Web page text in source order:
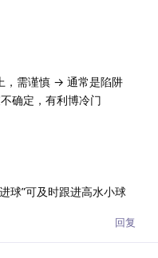
，需谨慎 → 通常是陷阱
不确定，有利博冷门
球”可及时跟进高水小球
回复